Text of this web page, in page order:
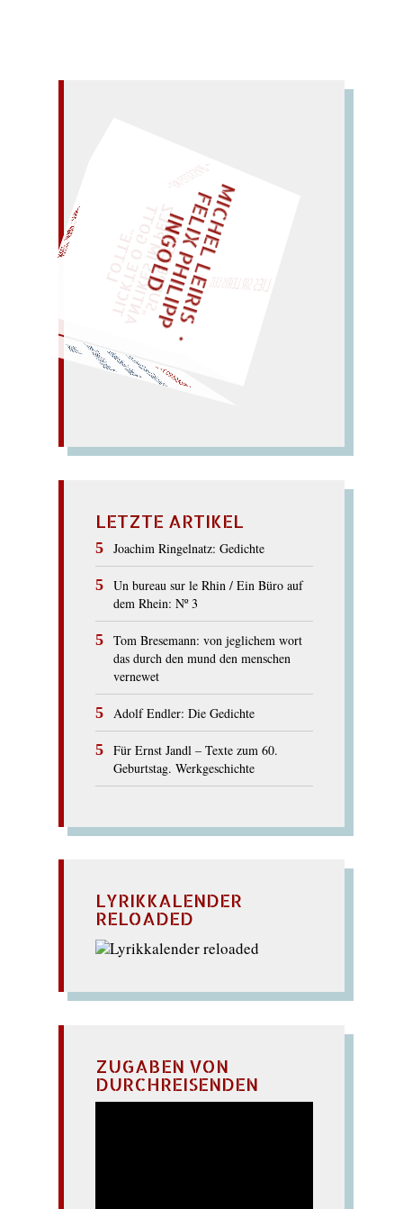
„
S
U
P
P
E
L
E
H
M
A
N
T
I
K
E
S
I
M
P
E
L
ZT
I
C
K
T
E
O
G
O
T
TL
O
T
T
E
"
rate
mal, Vater:
Wrack oder
Ratte?
wahre Kraft rafft
Kette
wie
Watte! (Karate;
Rakete).
M
I
C
H
E
L
L
E
I
R
I
S
・
F
E
L
I
X
P
H
I
L
I
P
P
IN
G
O
L
D
EINMAL!
LETZTE ARTIKEL
Joachim Ringelnatz: Gedichte
Un bureau sur le Rhin / Ein Büro auf
dem Rhein: Nº 3
Tom Bresemann: von jeglichem wort
das durch den mund den menschen
vernewet
Adolf Endler: Die Gedichte
Für Ernst Jandl – Texte zum 60.
Geburtstag. Werkgeschichte
LYRIKKALENDER
RELOADED
ZUGABEN VON
DURCHREISENDEN